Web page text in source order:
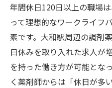
年間休日120日以上の職場
って理想的なワークライフ
素です。大和駅周辺の調剤
日休みを取り入れた求人が
を持った働き方が可能とな
く薬剤師からは「休日が多